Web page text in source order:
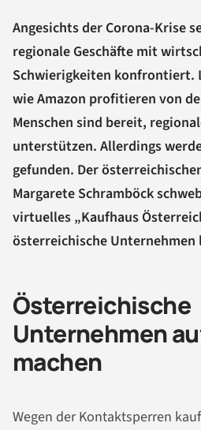
Angesichts der Corona-Krise
regionale Geschäfte mit
Schwierigkeiten konfrontiert.
wie Amazon profitieren von
Menschen sind bereit,
unterstützen. Allerdings
gefunden. Der
Margarete Schramböck
virtuelles „Kaufhaus
österreichische
Österreichische
Unternehmen
machen
Wegen der Kontaktsperren